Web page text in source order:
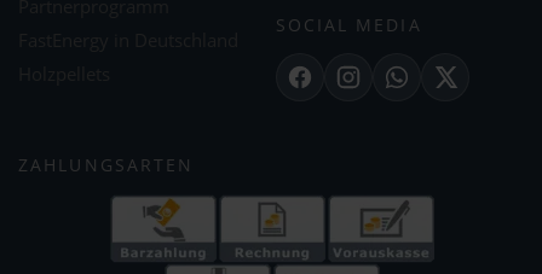
SOCIAL MEDIA
FacebookInstagramWhatsApp
X
ZAHLUNGSARTEN